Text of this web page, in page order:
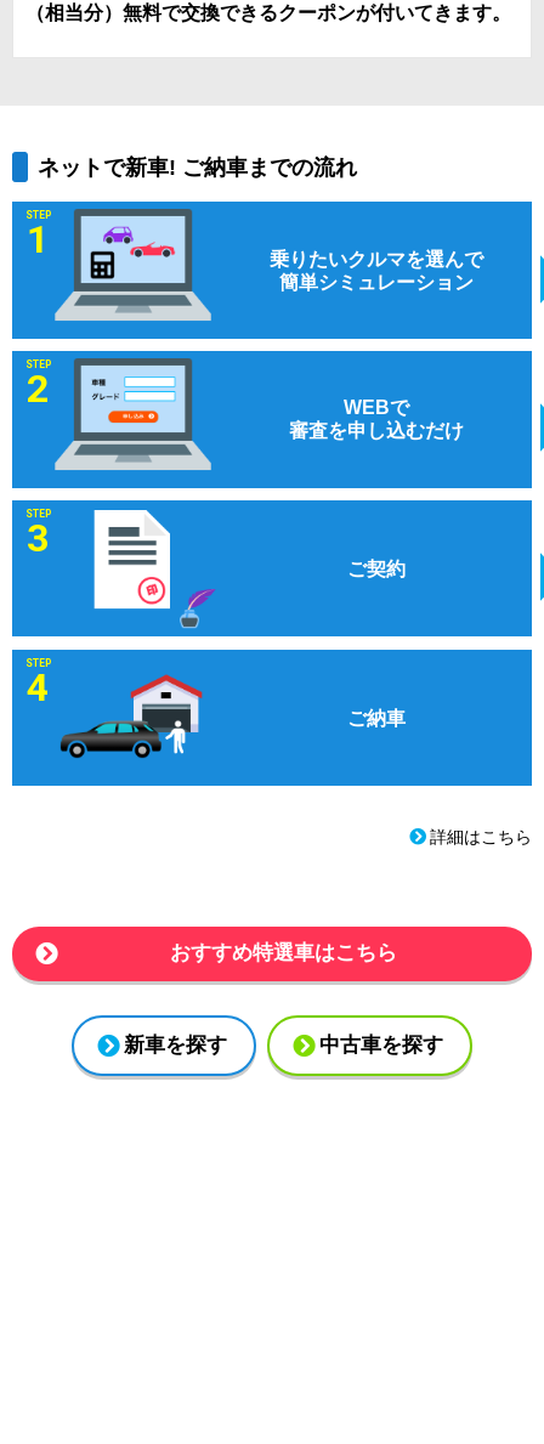
（相当分）無料で交換できるクーポンが付いてきます。
ネットで新車! ご納車までの流れ
STEP
1
乗りたいクルマを選んで
簡単シミュレーション
STEP
2
WEBで
審査を申し込むだけ
STEP
3
ご契約
STEP
4
ご納車
詳細はこちら
おすすめ特選車はこちら
新車を探す 中古車を探す